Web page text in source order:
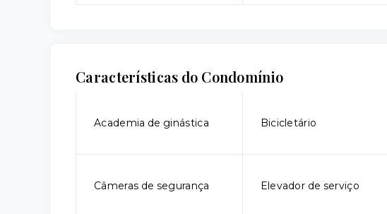
Características do Condomínio
Academia de ginástica Bicicletário
Câmeras de segurança Elevador de serviço